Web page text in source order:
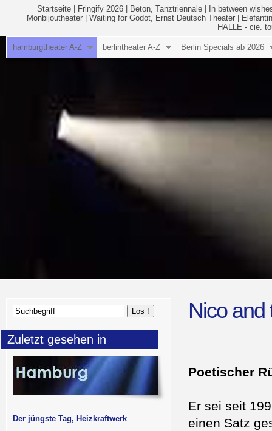
Startseite Fringify 2026 Beton, Tanztriennale
In between
Monbijoutheater
Waiting for Godot, Ernst Deutsch Theater
HALLE - cie.
hamburgtheater A-Z berlintheater A-Z Berlin Specials ab 2026
Nico
Poetischer
Er sei seit
einen Satz
Zuletzt gesehen in
Der jüngste Tag, Heizkraftwerk